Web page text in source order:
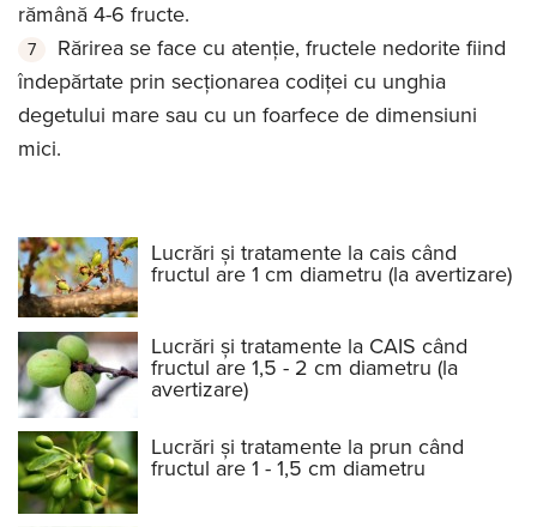
rămână 4-6 fructe.
Rărirea se face cu atenţie, fructele nedorite fiind
îndepărtate prin secţionarea codiţei cu unghia
degetului mare sau cu un foarfece de dimensiuni
mici.
Lucrări și tratamente la cais când
fructul are 1 cm diametru (la avertizare)
Lucrări și tratamente la CAIS când
fructul are 1,5 - 2 cm diametru (la
avertizare)
Lucrări și tratamente la prun când
fructul are 1 - 1,5 cm diametru